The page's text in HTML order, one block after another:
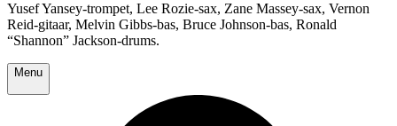
Yusef Yansey-trompet, Lee Rozie-sax, Zane Massey-sax, Vernon
Reid-gitaar, Melvin Gibbs-bas, Bruce Johnson-bas, Ronald
“Shannon” Jackson-drums.
Menu